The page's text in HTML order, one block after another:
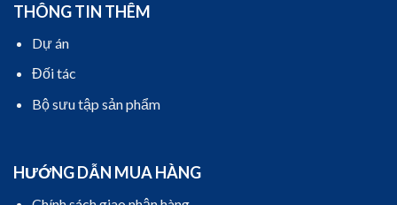
THÔNG TIN THÊM
Dự án
Đối tác
Bộ sưu tập sản phẩm
HƯỚNG DẪN MUA HÀNG